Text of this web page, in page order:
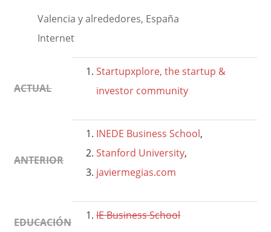
Valencia y alrededores, España
Internet
ACTUAL
Startupxplore, the startup &
investor community
ANTERIOR
INEDE Business School,
Stanford University,
javiermegias.com
EDUCACIÓN
IE Business School